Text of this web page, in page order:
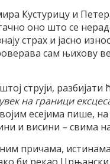
Кустурицу и
оно што се
страх и јасно
сам њихову
струји,
на граници
есејима пише,
и висини – свима
причама, истинама